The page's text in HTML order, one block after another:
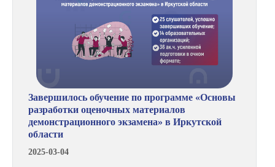
Завершилось обучение по программе «Основы
разработки оценочных материалов
демонстрационного экзамена» в Иркутской
области
2025-03-04